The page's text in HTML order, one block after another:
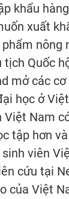
khẩu
xuất
nông
tịch Quốc
mở các
học ở
Việt Nam
tập hơn
viên
cứu tại
của Việt